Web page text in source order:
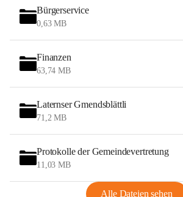
Bürgerservice
0,63 MB
Finanzen
63,74 MB
Laternser Gmendsblättli
71,2 MB
Protokolle der Gemeindevertretung
11,03 MB
Alle Dateien sehen